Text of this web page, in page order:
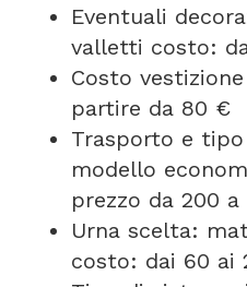
Eventuali
valletti costo:
Costo
partire da 80 €
Trasporto e
modello
prezzo da 200
Urna scelta:
costo: dai 60 ai